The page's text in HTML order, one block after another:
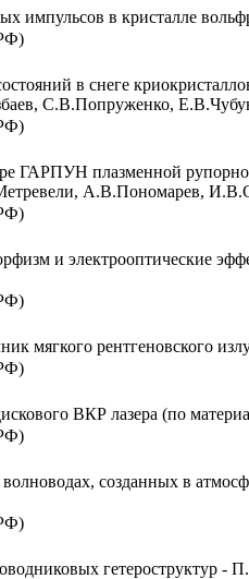
импульсов в кристалле
состояний в снеге
С.В.Попруженко,
ГАРПУН плазменной
А.В.Пономарев,
и электрооптические
мягкого
ВКР лазера (по
созданных в
гетероструктур -